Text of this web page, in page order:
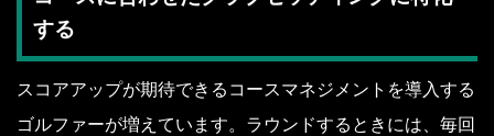
する
スコアアップが期待できるコースマネジメントを導入する
ゴルファーが増えています。ラウンドするときには、毎回